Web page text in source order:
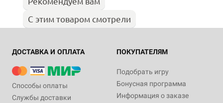
С этим товаром смотрели
ДОСТАВКА И ОПЛАТА
Способы оплаты
Службы доставки
ПОКУПАТЕЛЯМ
Подобрать игру
Бонусная программа
Информация о заказе